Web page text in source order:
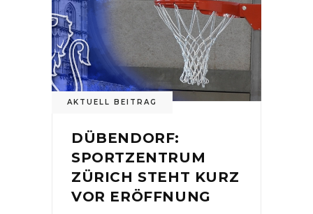
AKTUELL BEITRAG
DÜBENDORF:
SPORTZENTRUM
ZÜRICH STEHT KURZ
VOR ERÖFFNUNG